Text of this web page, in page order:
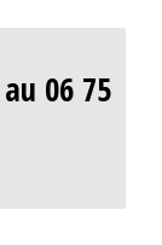
au 06 75